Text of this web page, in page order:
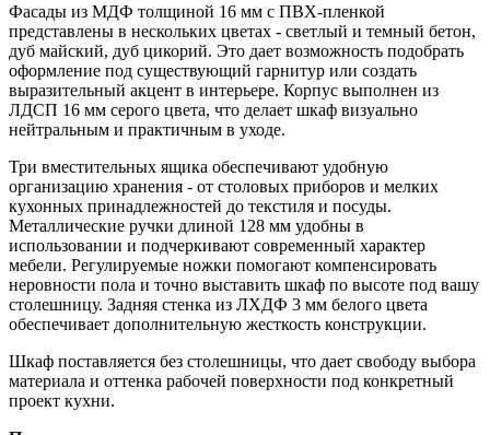
Фасады из МДФ толщиной 16 мм с ПВХ-пленкой
представлены в нескольких цветах - светлый и темный бетон,
дуб майский, дуб цикорий. Это дает возможность подобрать
оформление под существующий гарнитур или создать
выразительный акцент в интерьере. Корпус выполнен из
ЛДСП 16 мм серого цвета, что делает шкаф визуально
нейтральным и практичным в уходе.
Три вместительных ящика обеспечивают удобную
организацию хранения - от столовых приборов и мелких
кухонных принадлежностей до текстиля и посуды.
Металлические ручки длиной 128 мм удобны в
использовании и подчеркивают современный характер
мебели. Регулируемые ножки помогают компенсировать
неровности пола и точно выставить шкаф по высоте под вашу
столешницу. Задняя стенка из ЛХДФ 3 мм белого цвета
обеспечивает дополнительную жесткость конструкции.
Шкаф поставляется без столешницы, что дает свободу выбора
материала и оттенка рабочей поверхности под конкретный
проект кухни.